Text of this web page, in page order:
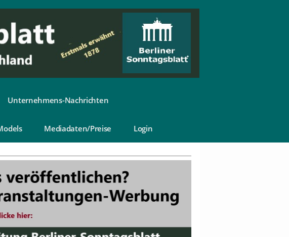
Unternehmens-Nachrichten
Mediadaten/Preise Login